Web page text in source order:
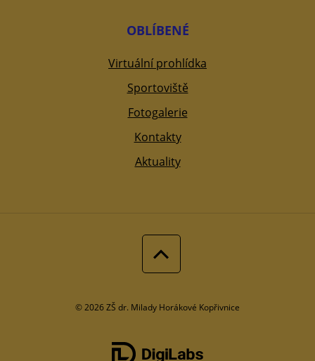
OBLÍBENÉ
Virtuální prohlídka
Sportoviště
Fotogalerie
Kontakty
Aktuality
© 2026 ZŠ dr. Milady Horákové Kopřivnice